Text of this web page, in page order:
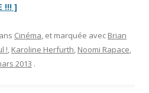
!!! ]“
trois
mots”
Cinéma, et marquée avec Brian
!, Karoline Herfurth, Noomi Rapace,
2013 .